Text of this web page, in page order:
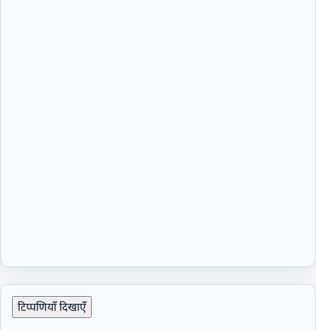
टिप्पणियाँ दिखाएँ